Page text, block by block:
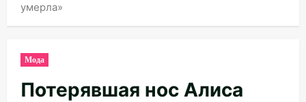
умерла»
Мода
Потерявшая нос Алиса